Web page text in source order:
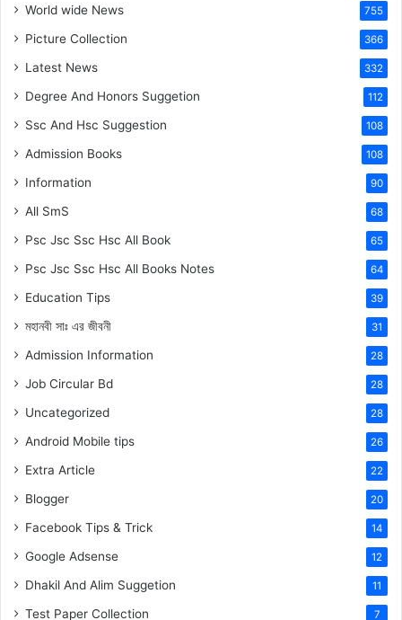
World wide News 755
Picture Collection 366
Latest News 332
Degree And Honors Suggetion 112
Ssc And Hsc Suggestion 108
Admission Books 108
Information 90
All SmS 68
Psc Jsc Ssc Hsc All Book 65
Psc Jsc Ssc Hsc All Books Notes 64
Education Tips 39
মহানবী সাঃ এর জীবনী 31
Admission Information 28
Job Circular Bd 28
Uncategorized 28
Android Mobile tips 26
Extra Article 22
Blogger 20
Facebook Tips & Trick 14
Google Adsense 12
Dhakil And Alim Suggetion 11
Test Paper Collection 7